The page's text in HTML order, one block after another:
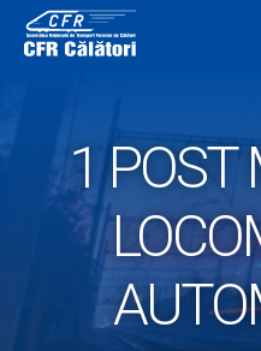
content
1 POST